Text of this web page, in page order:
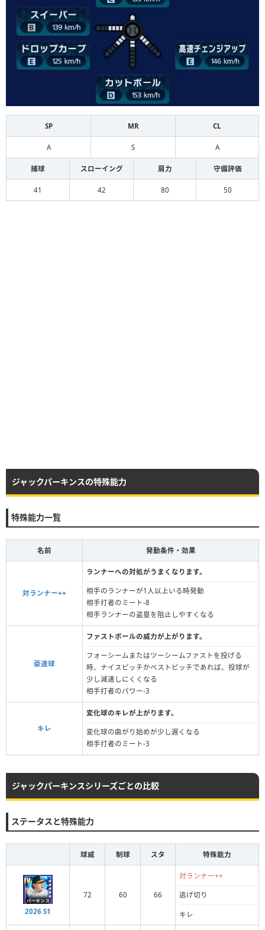
SP MR CL
A S A
捕球 スローイング 肩力 守備評価
41 42 80 50
ジャックパーキンスの特殊能力
特殊能力一覧
名前 発動条件・効果
対ランナー++
ランナーへの対処がうまくなります。
相手のランナーが1人以上いる時発動
相手打者のミート-8
相手ランナーの盗塁を阻止しやすくなる
豪速球
ファストボールの威力が上がります。
フォーシームまたはツーシームファストを投げる
時、ナイスピッチかベストピッチであれば、投球が
少し減速しにくくなる
相手打者のパワー-3
キレ
変化球のキレが上がります。
変化球の曲がり始めが少し遅くなる
相手打者のミート-3
ジャックパーキンスシリーズごとの比較
ステータスと特殊能力
球威 制球 スタ 特殊能力
2026 S1
72 60 66
対ランナー++
逃げ切り
キレ